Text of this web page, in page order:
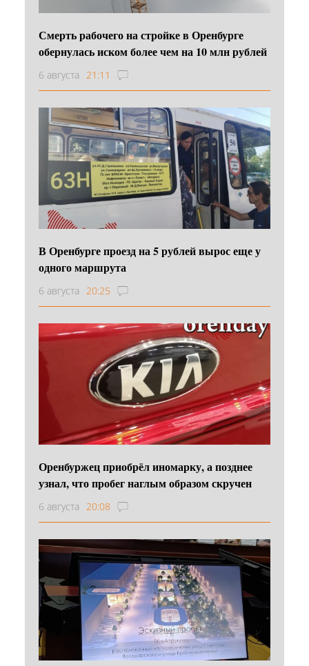
Смерть рабочего на стройке в Оренбурге
обернулась иском более чем на 10 млн рублей
6 августа 21:11
В Оренбурге проезд на 5 рублей вырос еще у
одного маршрута
6 августа 20:25
Оренбуржец приобрёл иномарку, а позднее
узнал, что пробег наглым образом скручен
6 августа 20:08